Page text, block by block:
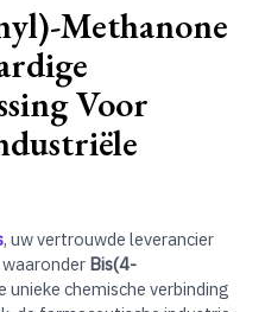
Methanone
Voor
, uw vertrouwde leverancier
Bis(4-
unieke chemische verbinding